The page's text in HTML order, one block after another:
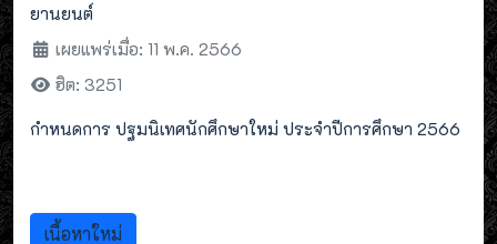
ยานยนต์
เผยแพร่เมื่อ: 11 พ.ค. 2566
ฮิต: 3251
กำหนดการ ปฐมนิเทศนักศึกษาใหม่ ประจำปีการศึกษา 2566
เนื้อหาใหม่